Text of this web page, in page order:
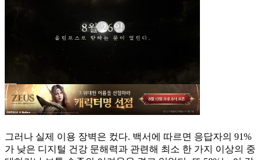
그러나 실제 이용 장벽은 컸다. 백서에 따르면 응답자의 91%
가 낮은 디지털 건강 문해력과 관련해 최소 한 가지 이상의 중